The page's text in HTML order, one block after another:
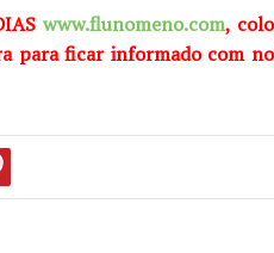
www.flunomeno.com,
para ficar informado com